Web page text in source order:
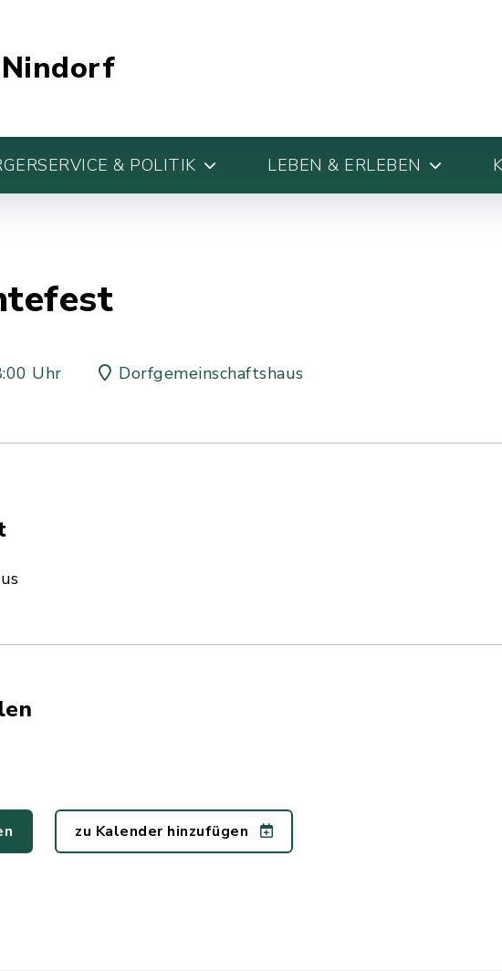
& POLITIK LEBEN & ERLEBEN
Uhr Dorfgemeinschaftshaus
zu Kalender hinzufügen